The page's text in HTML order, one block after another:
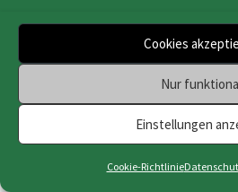
Cookies
Nur
Einstellungen
Cookie-Richtlinie
Impressum|Datenschutz|
Webdesign &
Osnabrück